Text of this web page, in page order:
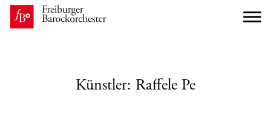
Künstler: Raffele Pe